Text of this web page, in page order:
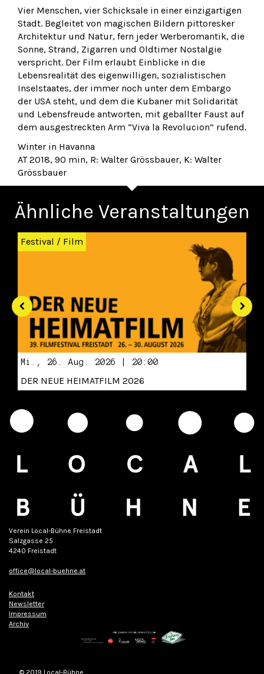
Vier Menschen, vier Schicksale in einer einzigartigen
Stadt. Begleitet von magischen Bildern pittoresker
Architektur und Natur, fern jeder Werberomantik, die
Sonne, Strand, Zigarren und Oldtimer Nostalgie
verspricht. Der Film erlaubt Einblicke in die
Lebensrealität des eigenwilligen, sozialistischen
Inselstaates, der immer noch unter dem Embargo
der USA steht, und dem die Kubaner mit Solidarität
und Lebensfreude antworten, mit geballter Faust auf
dem ausgestreckten Arm “Viva la Revolucion” rufend.
Winter in Havanna
AT 2018, 90 min, R: Walter Grössbauer, K: Walter
Grössbauer
Ähnliche Veranstaltungen
Zurück
Festival / Film
Mi., 26. Aug. 2026 | 20:00
DER NEUE HEIMATFILM 2026
Verein Local-Bühne Freistadt
Salzgasse 25
4240 Freistadt
office@local-buehne.at
Kontakt
Newsletter
Impressum
Archiv
© 2019 Local-Bühne